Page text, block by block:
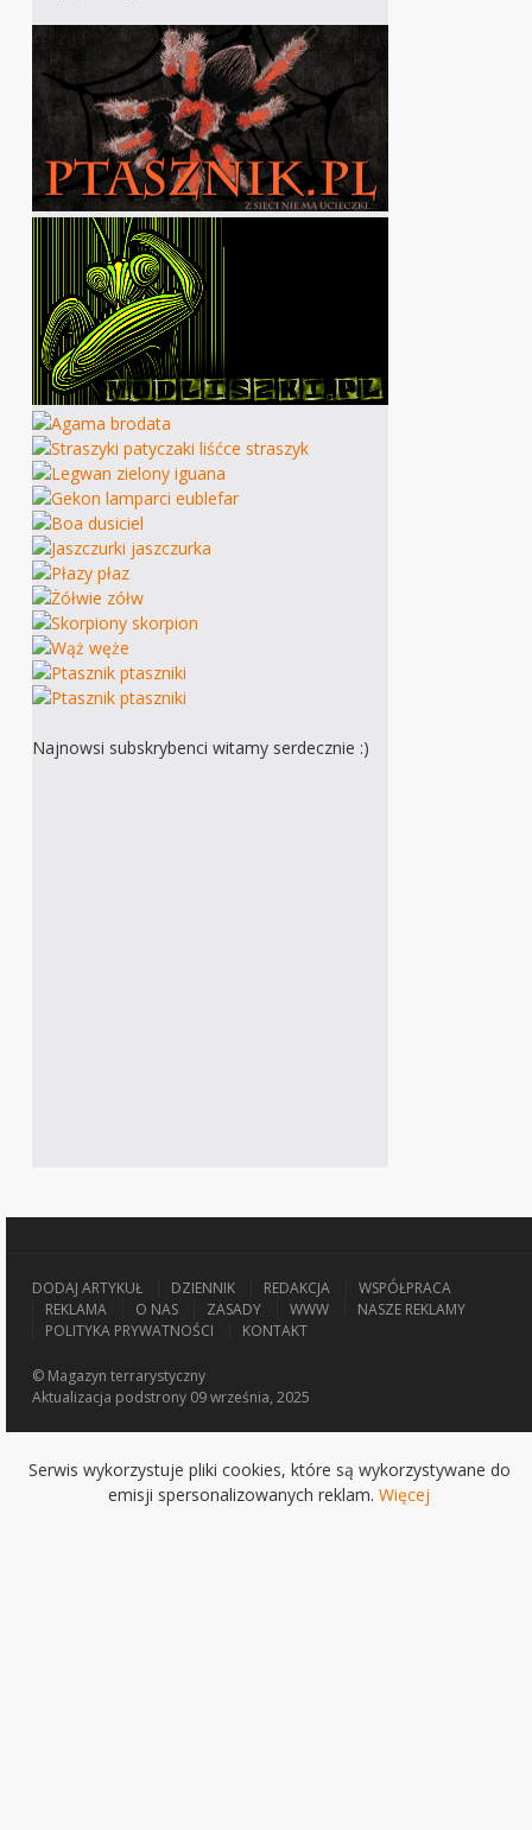
Najnowsi subskrybenci witamy serdecznie :)
DODAJ ARTYKUŁ DZIENNIK REDAKCJA
WSPÓŁPRACA
REKLAMA
O NAS ZASADY WWW
NASZE REKLAMY
POLITYKA PRYWATNOŚCI
KONTAKT
© Magazyn terrarystyczny
Aktualizacja podstrony 09 września, 2025
Serwis wykorzystuje pliki cookies, które są wykorzystywane do
emisji spersonalizowanych reklam. Więcej